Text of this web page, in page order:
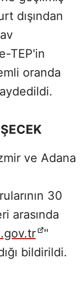
dışından
TEP'in
oranda
ve Adana
30
arasında
"
bildirildi.